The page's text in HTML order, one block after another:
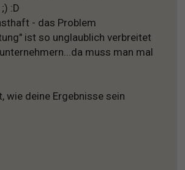
:D
- das Problem
ist so unglaublich verbreitet
muss man mal
wie deine Ergebnisse sein